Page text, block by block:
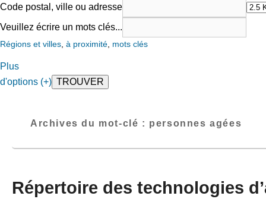
Code postal, ville ou adresse
Veuillez écrire un mots clés...
Régions et villes à proximité mots clés
Plus
d'options (+)
Archives du mot-clé : personnes agées
Répertoire des technologies